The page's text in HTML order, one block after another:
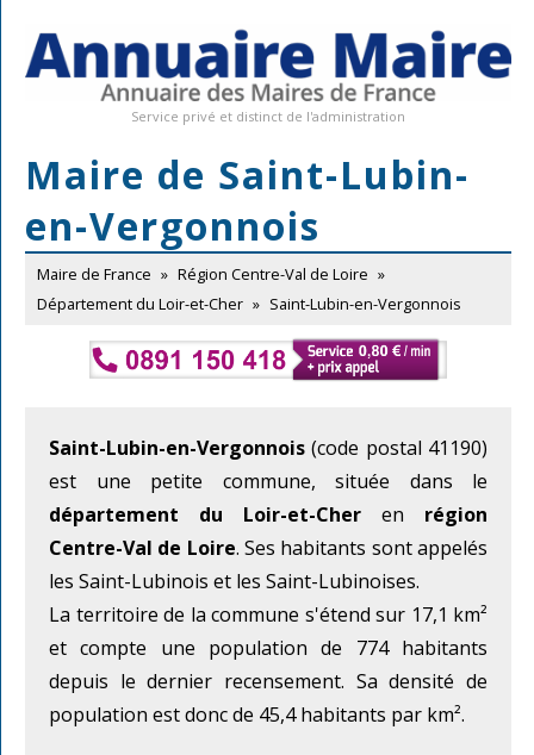
Service privé et distinct de l'administration
Maire de Saint-Lubin-
en-Vergonnois
Maire de France » Région Centre-Val de Loire »
Département du Loir-et-Cher » Saint-Lubin-en-Vergonnois
Saint-Lubin-en-Vergonnois (code postal 41190)
est une petite commune, située dans le
département du Loir-et-Cher en région
Centre-Val de Loire. Ses habitants sont appelés
les Saint-Lubinois et les Saint-Lubinoises.
La territoire de la commune s'étend sur 17,1 km²
et compte une population de 774 habitants
depuis le dernier recensement. Sa densité de
population est donc de 45,4 habitants par km².